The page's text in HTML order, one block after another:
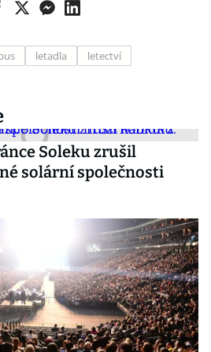
letadla letectví
Soleku zrušil
solární společnosti